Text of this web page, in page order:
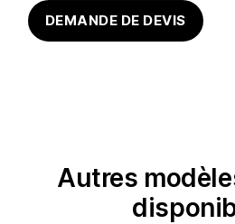
DEMANDE DE DEVIS
Autres